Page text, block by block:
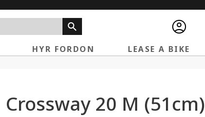
HYR FORDON LEASE A BIKE
Crossway 20 M (51cm)